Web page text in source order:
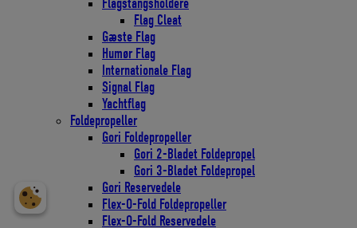
Flag Cleat
Gæste Flag
Humør Flag
Internationale Flag
Signal Flag
Yachtflag
Foldepropeller
Gori Foldepropeller
Gori 2-Bladet Foldepropel
Gori 3-Bladet Foldepropel
Gori Reservedele
Flex-O-Fold Foldepropeller
Flex-O-Fold Reservedele